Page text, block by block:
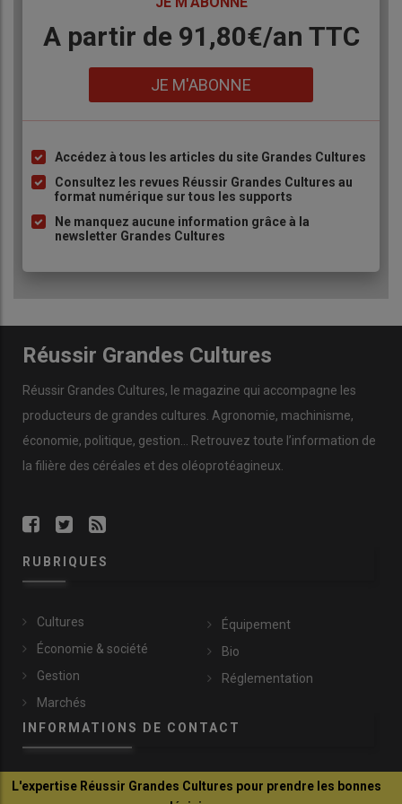
Body
A partir de 91,80€/an​ TTC
JE M'ABONNE
Liste
à
puce
Accédez à tous les articles du site Grandes Cultures
Consultez les revues Réussir Grandes Cultures au
format numérique sur tous les supports
Ne manquez aucune information grâce à la
newsletter Grandes Cultures
Réussir Grandes Cultures
Réussir Grandes Cultures, le magazine qui accompagne les
producteurs de grandes cultures Agronomie, machinisme,
économie, politique, gestion … Retrouvez toute l’information de
la filière des céréales et des oléoprotéagineux
RUBRIQUES
Cultures
Économie & société
Gestion
Marchés
Équipement
Bio
Réglementation
INFORMATIONS DE CONTACT
communication@reussir.fr
L'expertise Réussir Grandes Cultures pour prendre les bonnes